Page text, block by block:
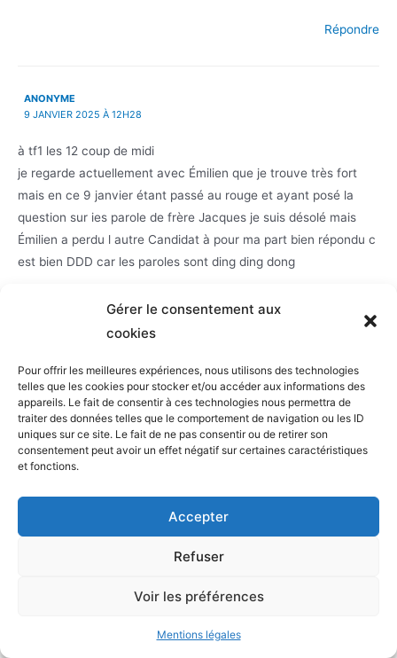
Gérer le consentement aux
cookies
Pour offrir les meilleures expériences, nous utilisons des technologies
telles que les cookies pour stocker et/ou accéder aux informations des
appareils. Le fait de consentir à ces technologies nous permettra de
traiter des données telles que le comportement de navigation ou les ID
uniques sur ce site. Le fait de ne pas consentir ou de retirer son
consentement peut avoir un effet négatif sur certaines caractéristiques
et fonctions.
Accepter
Refuser
Voir les préférences
Mentions légales
Répondre
ANONYME
9 JANVIER 2025 À 12H28
à tf1 les 12 coup de midi
je regarde actuellement avec Émilien que je trouve très fort
mais en ce 9 janvier étant passé au rouge et ayant posé la
question sur ies parole de frère Jacques je suis désolé mais
Émilien a perdu l autre Candidat à pour ma part bien répondu c
est bien DDD car les paroles sont ding ding dong
DANIELLE
16 JANVIER 2025 À 22H21
Car dans l’émission d’aujourd’hui il a été fait référence aux
paroles originales de la chanson signées Jean-Philippe
Rameau. Si dans la version la plus populaire on chante tous «
La culture c’est indispensable
Arrêtez avec cette jalousie